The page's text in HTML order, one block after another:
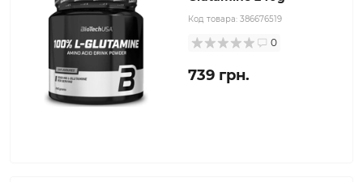
Код товара: 386676519
0
739 грн.